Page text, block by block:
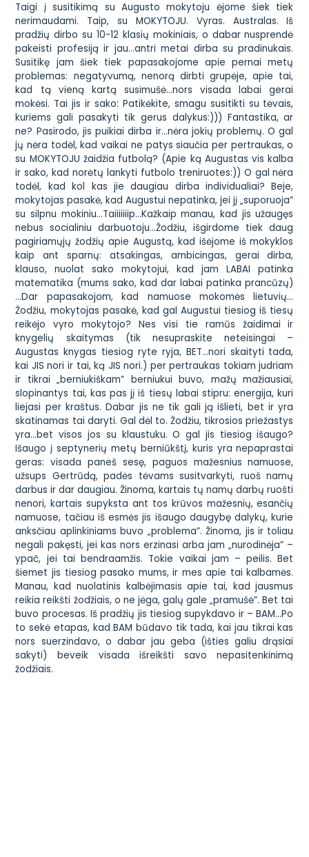
Taigi į susitikimą su Augusto mokytoju ėjome šiek tiek
nerimaudami. Taip, su MOKYTOJU. Vyras. Australas. Iš
pradžių dirbo su 10-12 klasių mokiniais, o dabar nusprendė
pakeisti profesiją ir jau…antri metai dirba su pradinukais.
Susitikę jam šiek tiek papasakojome apie pernai metų
problemas: negatyvumą, nenorą dirbti grupėje, apie tai,
kad tą vieną kartą susimušė…nors visada labai gerai
mokėsi. Tai jis ir sako: Patikėkite, smagu susitikti su tėvais,
kuriems gali pasakyti tik gerus dalykus:))) Fantastika, ar
ne? Pasirodo, jis puikiai dirba ir…nėra jokių problemų. O gal
jų nėra todėl, kad vaikai ne patys siaučia per pertraukas, o
su MOKYTOJU žaidžia futbolą? (Apie ką Augustas vis kalba
ir sako, kad norėtų lankyti futbolo treniruotes:)) O gal nėra
todėl, kad kol kas jie daugiau dirba individualiai? Beje,
mokytojas pasakė, kad Augustui nepatinka, jei jį „suporuoja”
su silpnu mokiniu…Taiiiiiiip…Kažkaip manau, kad jis užaugęs
nebus socialiniu darbuotoju…Žodžiu, išgirdome tiek daug
pagiriamųjų žodžių apie Augustą, kad išėjome iš mokyklos
kaip ant sparnų: atsakingas, ambicingas, gerai dirba,
klauso, nuolat sako mokytojui, kad jam LABAI patinka
matematika (mums sako, kad dar labai patinka prancūzų)
…Dar papasakojom, kad namuose mokomės lietuvių…
Žodžiu, mokytojas pasakė, kad gal Augustui tiesiog iš tiesų
reikėjo vyro mokytojo? Nes visi tie ramūs žaidimai ir
knygelių skaitymas (tik nesupraskite neteisingai –
Augustas knygas tiesiog ryte ryja, BET…nori skaityti tada,
kai JIS nori ir tai, ką JIS nori.) per pertraukas tokiam judriam
ir tikrai „berniukiškam” berniukui buvo, mažų mažiausiai,
slopinantys tai, kas pas jį iš tiesų labai stipru: energija, kuri
liejasi per kraštus. Dabar jis ne tik gali ją išlieti, bet ir yra
skatinamas tai daryti. Gal dėl to. Žodžiu, tikrosios priežastys
yra…bet visos jos su klaustuku. O gal jis tiesiog išaugo?
Išaugo į septynerių metų berniūkštį, kuris yra nepaprastai
geras: visada paneš sesę, paguos mažesnius namuose,
užsups Gertrūdą, padės tėvams susitvarkyti, ruoš namų
darbus ir dar daugiau. Žinoma, kartais tų namų darbų ruošti
nenori, kartais supyksta ant tos krūvos mažesnių, esančių
namuose, tačiau iš esmės jis išaugo daugybę dalykų, kurie
anksčiau aplinkiniams buvo „problema”. Žinoma, jis ir toliau
negali pakęsti, jei kas nors erzinasi arba jam „nurodinėja” –
ypač, jei tai bendraamžis. Tokie vaikai jam – peilis. Bet
šiemet jis tiesiog pasako mums, ir mes apie tai kalbamės.
Manau, kad nuolatinis kalbėjimasis apie tai, kad jausmus
reikia reikšti žodžiais, o ne jėga, galų gale „pramušė”. Bet tai
buvo procesas. Iš pradžių jis tiesiog supykdavo ir – BAM…Po
to sekė etapas, kad BAM būdavo tik tada, kai jau tikrai kas
nors suerzindavo, o dabar jau geba (išties galiu drąsiai
sakyti) beveik visada išreikšti savo nepasitenkinimą
žodžiais.